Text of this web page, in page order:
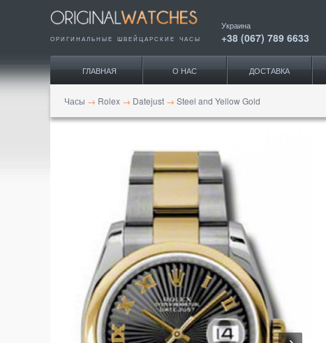
ОРИГИНАЛЬНЫЕ ШВЕЙЦАРСКИЕ ЧАСЫ
Украина
+38 (067) 789 6633
ГЛАВНАЯ О НАС ДОСТАВКА
Часы → Rolex → Datejust → Steel and Yellow Gold